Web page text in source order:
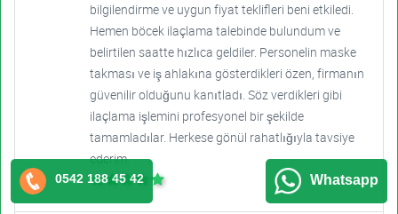
bilgilendirme ve uygun fiyat teklifleri beni etkiledi.
Hemen böcek ilaçlama talebinde bulundum ve
belirtilen saatte hızlıca geldiler. Personelin maske
takması ve iş ahlakına gösterdikleri özen, firmanın
güvenilir olduğunu kanıtladı. Söz verdikleri gibi
ilaçlama işlemini profesyonel bir şekilde
tamamladılar. Herkese gönül rahatlığıyla tavsiye
ederim.
0542 188 45 42 Whatsapp